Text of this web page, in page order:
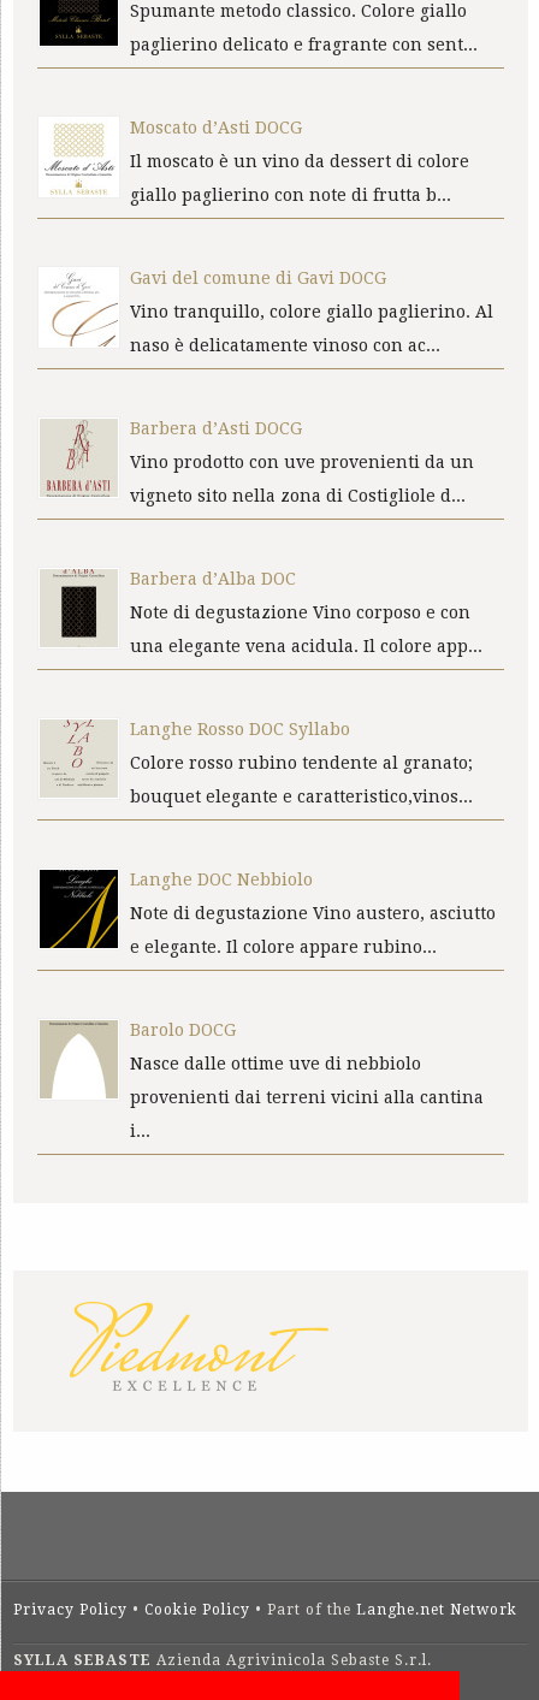
Spumante metodo classico. Colore giallo
paglierino delicato e fragrante con sent...
Moscato d’Asti DOCG
Il moscato è un vino da dessert di colore
giallo paglierino con note di frutta b...
Gavi del comune di Gavi DOCG
Vino tranquillo, colore giallo paglierino. Al
naso è delicatamente vinoso con ac...
Barbera d’Asti DOCG
Vino prodotto con uve provenienti da un
vigneto sito nella zona di Costigliole d...
Barbera d’Alba DOC
Note di degustazione Vino corposo e con
una elegante vena acidula. Il colore app...
Langhe Rosso DOC Syllabo
Colore rosso rubino tendente al granato;
bouquet elegante e caratteristico,vinos...
Langhe DOC Nebbiolo
Note di degustazione Vino austero, asciutto
e elegante. Il colore appare rubino...
Barolo DOCG
Nasce dalle ottime uve di nebbiolo
provenienti dai terreni vicini alla cantina
i...
Privacy Policy • Cookie Policy • Part of the Langhe.net Network
SYLLA SEBASTE Azienda Agrivinicola Sebaste S.r.l.